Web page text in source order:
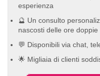
esperienza
🔮 Un consulto
nascosti delle ore doppie
💬 Disponibili via chat,
🌟 Migliaia di clienti